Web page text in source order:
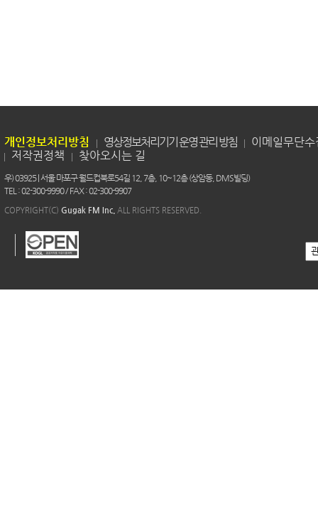
개인정보처리방침 영상정보처리기기 운영 관리 방침
이메일무단
저작권정책
찾아오시는 길
우) 03925 | 서울 마포구 월드컵북로54길 12, 7층, 10~12층 (상암동, DMS빌딩)
TEL : 02-300-9990 / FAX : 02-300-9907
COPYRIGHT(C) Gugak FM Inc. ALL RIGHTS RESERVED.